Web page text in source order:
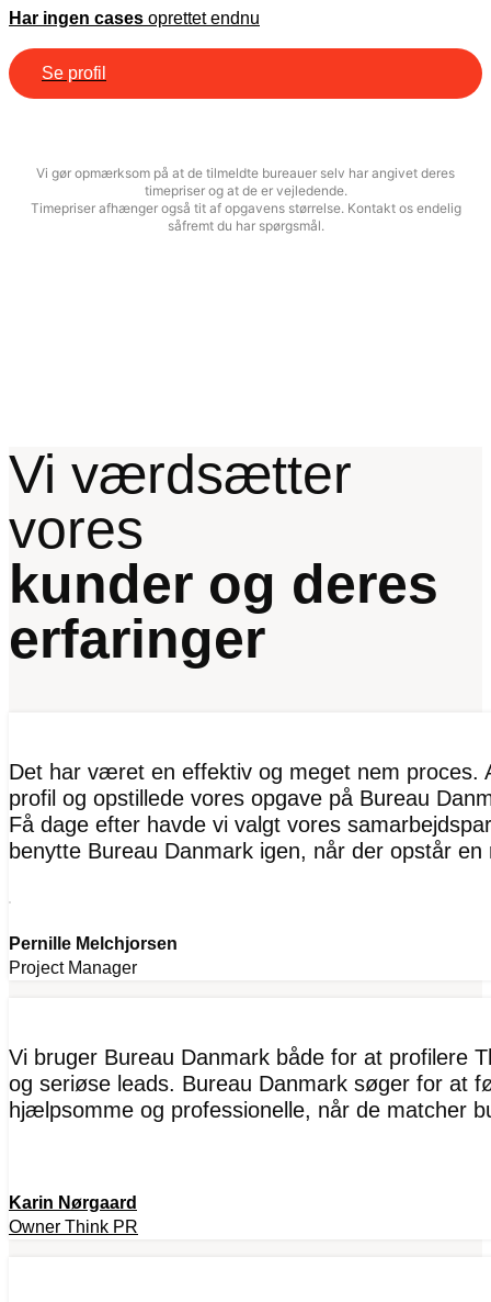
Har ingen cases oprettet endnu
Se profil
Vi gør opmærksom på at de tilmeldte bureauer selv har angivet deres
timepriser og at de er vejledende.
Timepriser afhænger også tit af opgavens størrelse. Kontakt os endelig
såfremt du har spørgsmål.
Vi værdsætter
vores
kunder og deres
erfaringer
Det har været en effektiv og meget nem proces.
profil og opstillede vores opgave på Bureau
Få dage efter havde vi valgt vores
benytte Bureau Danmark igen, når der opstår en
Pernille Melchjorsen
Project Manager
Vi bruger Bureau Danmark både for at profilere
og seriøse leads. Bureau Danmark søger for at
hjælpsomme og professionelle, når de matcher
Karin Nørgaard
Owner Think PR